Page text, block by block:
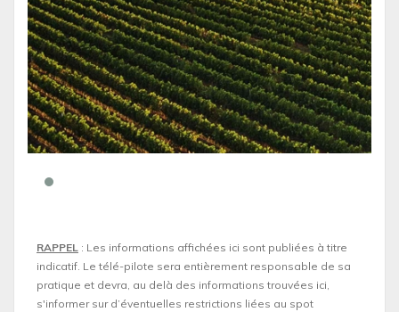
RAPPEL : Les informations affichées ici sont publiées à titre
indicatif. Le télé-pilote sera entièrement responsable de sa
pratique et devra, au delà des informations trouvées ici,
s'informer sur d’éventuelles restrictions liées au spot